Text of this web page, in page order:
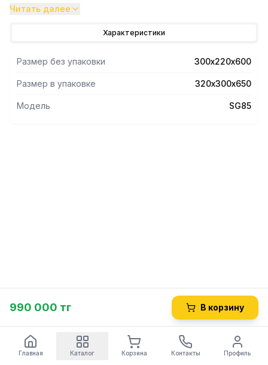
помола, рекомендована для альтернативных способов
держатель корзины фильтра, регулируемый носик,
Читать далее
Характеристики
Размер без упаковки 300х220х600
Размер в упаковке 320х300х650
Модель SG85
990 000 тг В корзину
Главная Каталог Корзина Контакты Профиль